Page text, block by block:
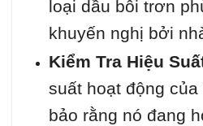
loại dầu bôi trơn
khuyến nghị bởi
Kiểm Tra Hiệu
suất hoạt động
bảo rằng nó đang